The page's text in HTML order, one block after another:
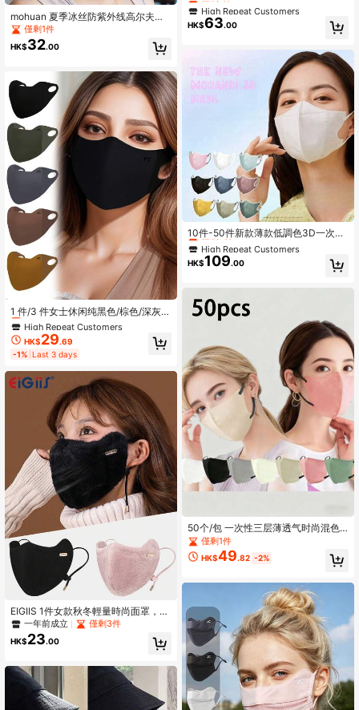
mohuan 夏季冰丝防紫外线高尔夫跑
步面罩，女士冰丝防晒面罩，女士防
紫外线遮阳帽，透气户外运动防晒面
罩
僅剩1件
HK$32.00
1 件/3 件女士休闲纯黑色/棕色/深灰色
防风保暖加厚柔软防护眼角罩，适合
旅行、户外、骑行、日常搭配
High Repeat Customers
僅剩2件
High Repeat Customers
僅剩2件
High Repeat Customers
僅剩2件
High Repeat Customers
HK$29.69
-1% Last 3 days
EIGIIS 1件女款秋冬輕量時尚面罩，3
D防護透氣戶外防風保暖加厚內裡面
罩，可調節耳掛，透氣可重複使用
一年前成立 僅剩3件
HK$23.00
罩，一次性3D立体独立包装，方便户
外旅行
High Repeat Customers
僅剩1件
High Repeat Customers
僅剩1件
HK$63.00
10件-50件新款薄款低調色3D一次性
口罩，男女通用，白色口罩無需染
色，無味，其他顏色口罩通風後可能
仍有輕微氣味，口罩尺寸詳情請見圖
High Repeat Customers
僅剩2件
High Repeat Customers
僅剩2件
High Repeat Customers
僅剩2件
僅剩2件
HK$109.00
50个/包 一次性三层薄透气时尚混色
口罩 - 透气舒适，男女通用，适合户
外活动，时尚轻便布口罩
僅剩1件
HK$49.82 -2%